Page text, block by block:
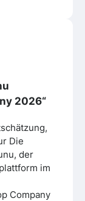
2026“
Die
der
im
Company